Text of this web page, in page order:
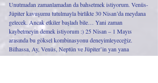
Unutmadan zamanlamadan da bahsetmek istiyorum. Venüs-
Jüpiter kavuşumu tutulmayla birlikte 30 Nisan’da meydana
gelecek. Ancak etkiler başladı bile… Yani zaman
kaybetmeyin demek istiyorum :) 25 Nisan – 1 Mayıs
arasında bu göksel kombinasyonu deneyimleyeceğiz.
Bilhassa, Ay, Venüs, Neptün ve Jüpiter’in yan yana
dizileceği 27 Nisan itibarıyla en yoğun etkiyi almaya